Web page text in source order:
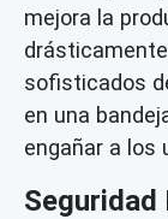
mejora la
sofisticados
en una
engañar a los
Seguridad